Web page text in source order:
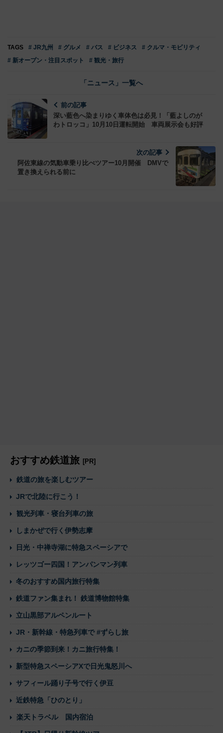
TAGS # JR九州 # グルメ # バス # ビジネス
# クルマ・モビリティ
# 新オープン・注目スポット
# 観光・旅行
「ニュース」一覧へ
前の記事
深い藍色へ染まりゆく車体色は必見！「藍よしのが
わトロッコ」10月10日運転開始 車両展示会も好評
次の記事
阿佐東線の気動車乗り比べツアー10月開催 DMVで
置き換えられる前に
おすすめ鉄道旅 [PR]
鉄道の旅を楽しむツアー
JRで北陸に行こう！
観光列車・寝台列車の旅
しまかぜで行く伊勢志摩
日光・中禅寺湖に特急スペーシアで
レッツゴー四国！アンパンマン列車
冬のおすすめ国内旅行特集
鉄道ファン集まれ！ 鉄道博物館特集
立山黒部アルペンルート
JR・新幹線・特急列車で #ずらし旅
カニの季節到来！カニ旅行特集！
新型特急スペーシアXで日光鬼怒川へ
サフィール踊り子号で行く伊豆
近鉄特急「ひのとり」
楽天トラベル 国内宿泊